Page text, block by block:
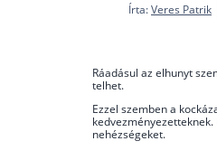
Írta:Veres Patrik
Ráadásul az elhunyt
telhet.
Ezzel szemben a
kedvezményezetteknek.
nehézségeket.